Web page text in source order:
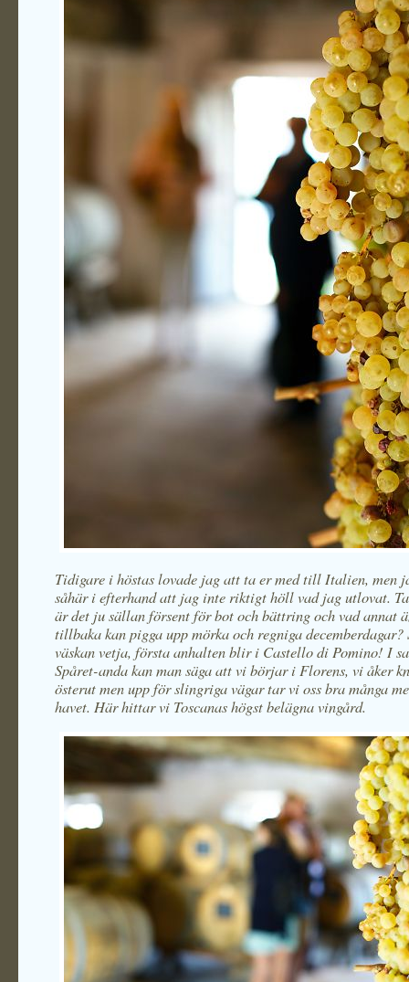
Tidigare i höstas lovade jag att ta er med till Italien, men
såhär i efterhand att jag inte riktigt höll vad jag utlovat.
är det ju sällan försent för bot och bättring och vad annat
tillbaka kan pigga upp mörka och regniga decemberdagar?
väskan vetja, första anhalten blir i Castello di Pomino! I
Spåret-anda kan man säga att vi börjar i Florens, vi åker
österut men upp för slingriga vägar tar vi oss bra många
havet. Här hittar vi Toscanas högst belägna vingård.